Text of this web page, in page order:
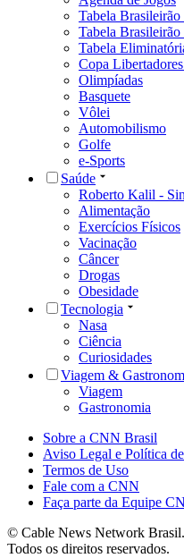
Tabela Brasileirão
Tabela Brasileirão
Tabela
Copa
Olimpíadas
Basquete
Vôlei
Automobilismo
Golfe
e-Sports
Saúde
Roberto Kalil -
Alimentação
Exercícios Físicos
Vacinação
Câncer
Drogas
Obesidade
Tecnologia
Nasa
Ciência
Curiosidades
Viagem &
Viagem
Gastronomia
Sobre a CNN Brasil
Aviso Legal e Política
Termos de Uso
Fale com a CNN
Faça parte da Equipe
© Cable News Network
Todos os direitos reservados.